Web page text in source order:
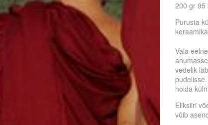
200 gr 95
Purusta
Vala
vedelik
hoida
Eliksiiri
võib